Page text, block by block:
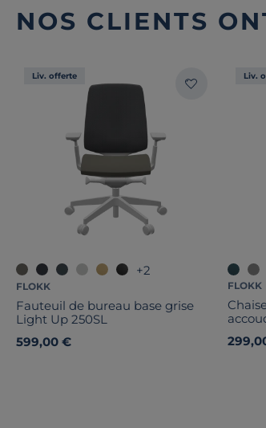
NOS CLIENTS
Liv. offerte
+2
FLOKK
Fauteuil de bureau base grise
Light Up 250SL
599,00 €
Liv.
FLOKK